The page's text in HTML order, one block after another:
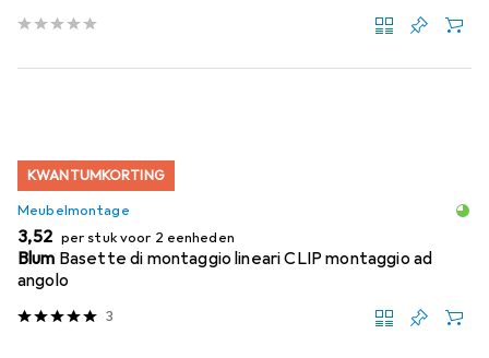
KWANTUMKORTING
Meubelmontage
EUR
3,52 per stuk voor 2 eenheden
Blum Basette di montaggio lineari CLIP montaggio ad
angolo
3